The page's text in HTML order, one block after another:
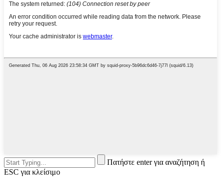
Πατήστε enter για αναζήτηση ή
ESC για κλείσιμο